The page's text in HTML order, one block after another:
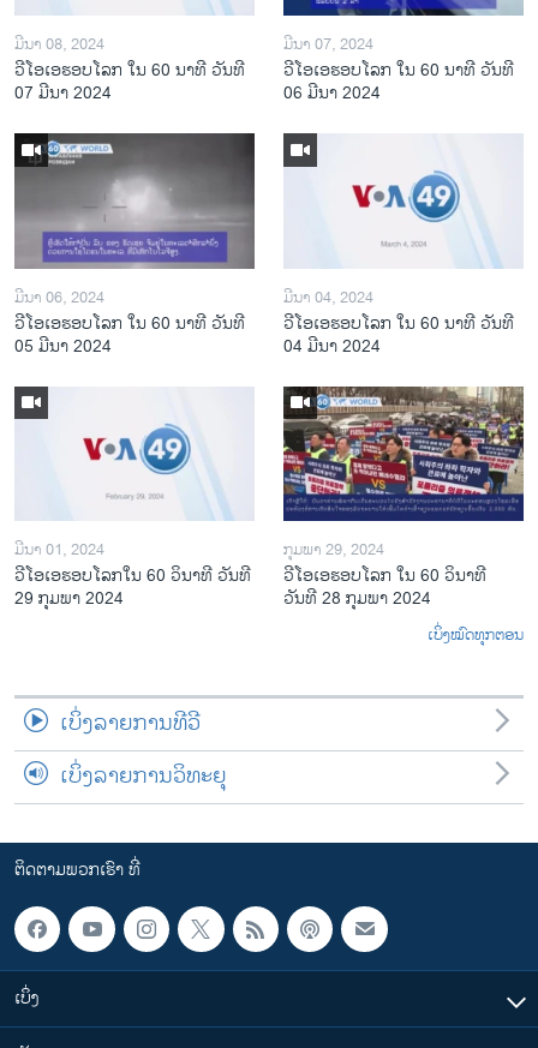
ມີນາ 08, 2024
ວີໂອເອຮອບໂລກ ໃນ 60 ນາທີ ວັນທີ
07 ມີນາ 2024
ມີນາ 07, 2024
ວີໂອເອຮອບໂລກ ໃນ 60 ນາທີ ວັນທີ
06 ມີນາ 2024
ມີນາ 06, 2024
ວີໂອເອຮອບໂລກ ໃນ 60 ນາທີ ວັນທີ
05 ມີນາ 2024
ມີນາ 04, 2024
ວີໂອເອຮອບໂລກ ໃນ 60 ນາທີ ວັນທີ
04 ມີນາ 2024
ມີນາ 01, 2024
ວີໂອເອຮອບໂລກໃນ 60 ວິນາທີ ວັນທີ
29 ກຸມພາ 2024
ກຸມພາ 29, 2024
ວີໂອເອຮອບໂລກ ໃນ 60 ວິນາທີ
ວັນທີ 28 ກຸມພາ 2024
ເບິ່ງໝົດທຸກຕອນ
ເບິ່ງລາຍການທີວີ
ເບິ່ງລາຍການວິທະຍຸ
ຕິດຕາມພວກເຮົາ ທີ່
ເບິ່ງ